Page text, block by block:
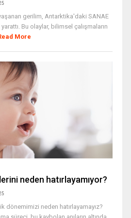
gerilim, Antarktika'daki SANAE
Bu olaylar, bilimsel çalışmaların
More
neden hatırlayamıyor?
dönemimizi neden hatırlayamayız?